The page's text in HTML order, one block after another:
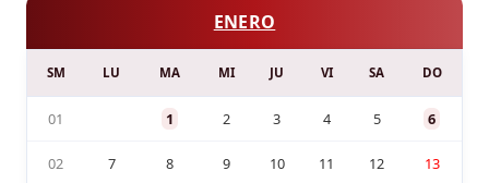
ENERO
SM LU MA MI JU VI SA DO
01 1 2 3 4 5 6
02 7 8 9 10 11 12 13